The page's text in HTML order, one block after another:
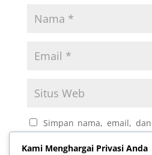
Simpan nama, email,
Kami Menghargai Privasi Anda